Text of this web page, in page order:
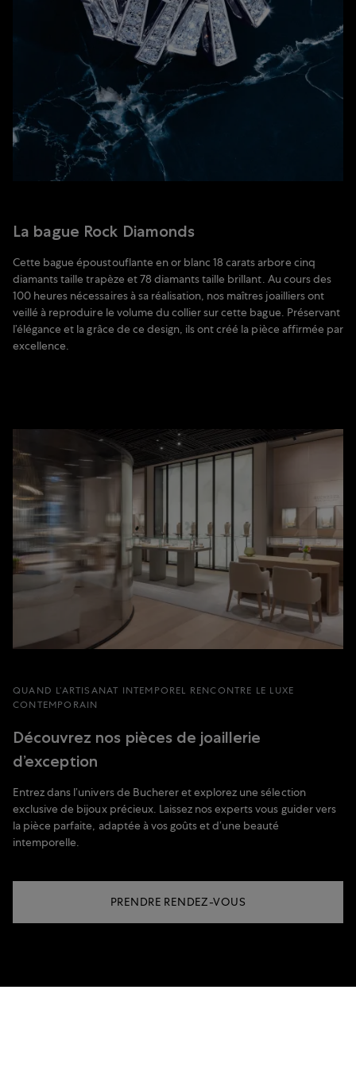
La bague Rock Diamonds
Cette bague époustouflante en or blanc 18 carats arbore cinq
diamants taille trapèze et 78 diamants taille brillant. Au cours des
100 heures nécessaires à sa réalisation, nos maîtres joailliers ont
veillé à reproduire le volume du collier sur cette bague. Préservant
l’élégance et la grâce de ce design, ils ont créé la pièce affirmée par
excellence.
QUAND L’ARTISANAT INTEMPOREL RENCONTRE LE LUXE
CONTEMPORAIN
Découvrez nos pièces de joaillerie
d’exception
Entrez dans l’univers de Bucherer et explorez une sélection
exclusive de bijoux précieux. Laissez nos experts vous guider vers
la pièce parfaite, adaptée à vos goûts et d’une beauté
intemporelle.
PRENDRE RENDEZ-VOUS